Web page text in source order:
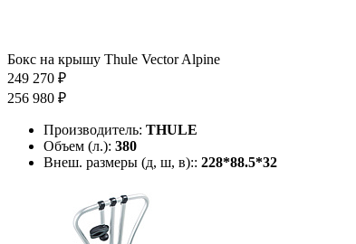
Бокс на крышу Thule Vector Alpine
249 270 ₽
256 980 ₽
Производитель: THULE
Объем (л.): 380
Внеш. размеры (д, ш, в):: 228*88.5*32